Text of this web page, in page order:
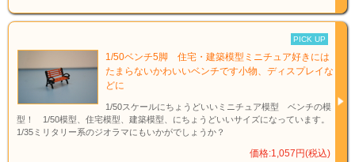
PICK UP
1/50ベンチ5脚 住宅・建築模型ミニチュア好きには
たまらないかわいいベンチです小物、ディスプレイな
どに
1/50スケールにちょうどいいミニチュア模型 ベンチの模
型！ 1/50模型、住宅模型、建築模型、にちょうどいいサイズになっています。
1/35ミリタリー系のジオラマにもいかがでしょうか？
価格:1,057円(税込)